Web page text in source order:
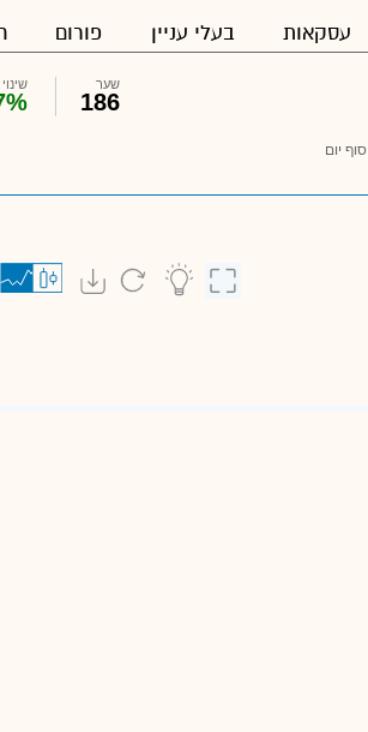
עסקאות בעלי עניין פורום
סוף יום
שער
186
שינוי